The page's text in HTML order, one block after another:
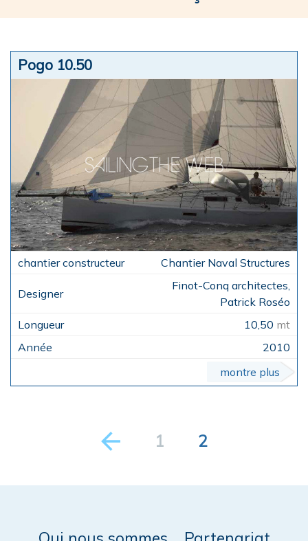
Pogo 10.50
Chantier Naval Structures
Finot-Conq architectes,
Patrick Roséo
10,50 mt
2010
montre plus
1 2